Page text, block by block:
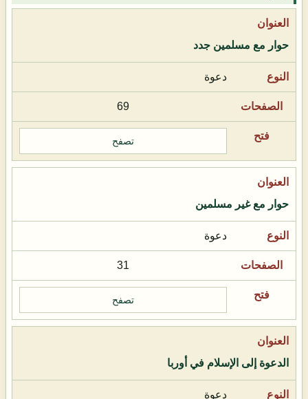
حوار مع مسلمين جدد
دعوة
69
تصفح
حوار مع غير مسلمين
دعوة
31
تصفح
الدعوة إلى الإسلام في أوربا
دعوة